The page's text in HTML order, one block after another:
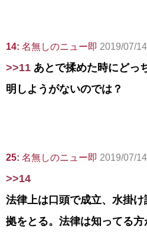
14: 名無しのニュー即 2019/07/
>>11 あとで揉めた時にどっ
明しようがないのでは？
25: 名無しのニュー即 2019/07/
>>14
法律上は口頭で成立、水掛
拠をとる。法律は知ってる方